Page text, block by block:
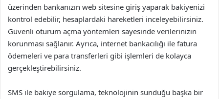
üzerinden bankanızın web sitesine giriş yaparak bakiyenizi
kontrol edebilir, hesaplardaki hareketleri inceleyebilirsiniz.
Güvenli oturum açma yöntemleri sayesinde verilerinizin
korunması sağlanır. Ayrıca, internet bankacılığı ile fatura
ödemeleri ve para transferleri gibi işlemleri de kolayca
gerçekleştirebilirsiniz.
SMS ile bakiye sorgulama, teknolojinin sunduğu başka bir